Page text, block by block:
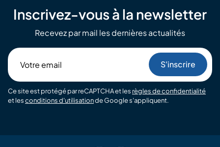
Inscrivez-vous à la newsletter
Recevez par mail les dernières actualités
email
Ce site est protégé par reCAPTCHA et les règles de confidentialité
et lesconditions d'utilisationde Google s'appliquent.